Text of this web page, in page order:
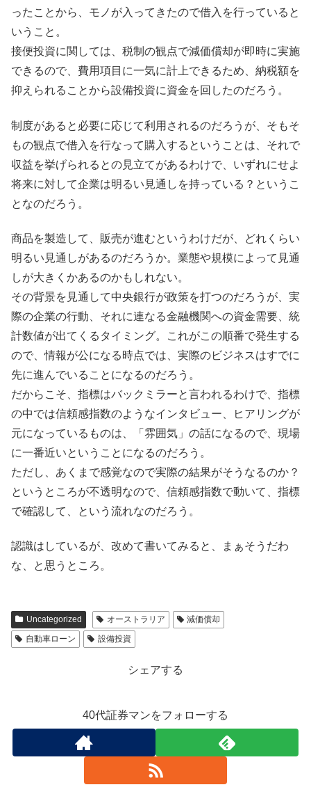
ったことから、モノが入ってきたので借入を行っていると
いうこと。
接便投資に関しては、税制の観点で減価償却が即時に実施
できるので、費用項目に一気に計上できるため、納税額を
抑えられることから設備投資に資金を回したのだろう。
制度があると必要に応じて利用されるのだろうが、そもそ
もの観点で借入を行なって購入するということは、それで
収益を挙げられるとの見立てがあるわけで、いずれにせよ
将来に対して企業は明るい見通しを持っている？というこ
となのだろう。
商品を製造して、販売が進むというわけだが、どれくらい
明るい見通しがあるのだろうか。業態や規模によって見通
しが大きくかあるのかもしれない。
その背景を見通して中央銀行が政策を打つのだろうが、実
際の企業の行動、それに連なる金融機関への資金需要、統
計数値が出てくるタイミング。これがこの順番で発生する
ので、情報が公になる時点では、実際のビジネスはすでに
先に進んでいることになるのだろう。
だからこそ、指標はバックミラーと言われるわけで、指標
の中では信頼感指数のようなインタビュー、ヒアリングが
元になっているものは、「雰囲気」の話になるので、現場
に一番近いということになるのだろう。
ただし、あくまで感覚なので実際の結果がそうなるのか？
というところが不透明なので、信頼感指数で動いて、指標
で確認して、という流れなのだろう。
認識はしているが、改めて書いてみると、まぁそうだわ
な、と思うところ。
Uncategorized オーストラリア
減価償却
自動車ローン
設備投資
シェアする
40代証券マンをフォローする